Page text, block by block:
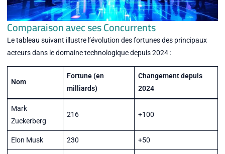
Comparaison avec ses Concurrents
Le tableau suivant illustre l’évolution des fortunes des principaux
acteurs dans le domaine technologique depuis 2024 :
Nom
Fortune (en
milliards)
Changement depuis
2024
Mark
Zuckerberg
216 +100
Elon Musk 230 +50